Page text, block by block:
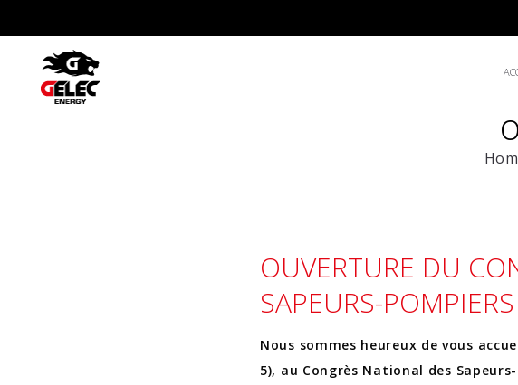
OUVERTURE DU
SAPEURS-POMPIERS
Nous sommes heureux de vous
5), au Congrès National des